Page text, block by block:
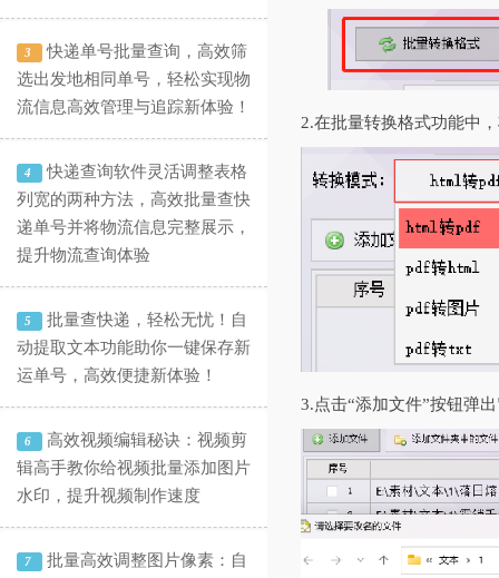
3
快递单号批量查询，高效筛
选出发地相同单号，轻松实现物
流信息高效管理与追踪新体验！
4
快递查询软件灵活调整表格
列宽的两种方法，高效批量查快
递单号并将物流信息完整展示，
提升物流查询体验
5
批量查快递，轻松无忧！自
动提取文本功能助你一键保存新
运单号，高效便捷新体验！
6
高效视频编辑秘诀：视频剪
辑高手教你给视频批量添加图片
水印，提升视频制作速度
7
批量高效调整图片像素：自
2.在批量转换格式功能中
3.点击“添加文件”按钮弹